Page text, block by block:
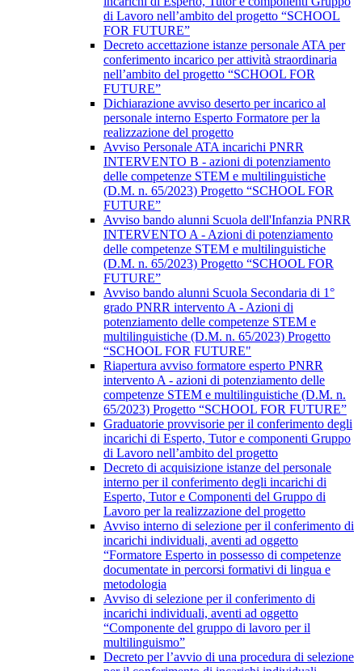
di Lavoro nell’ambito del progetto “SCHOOL
FOR FUTURE”
Decreto accettazione istanze personale ATA per
conferimento incarico per attività straordinaria
nell’ambito del progetto “SCHOOL FOR
FUTURE”
Dichiarazione avviso deserto per incarico al
personale interno Esperto Formatore per la
realizzazione del progetto
Avviso Personale ATA incarichi PNRR
INTERVENTO B - azioni di potenziamento
delle competenze STEM e multilinguistiche
(D.M. n. 65/2023) Progetto “SCHOOL FOR
FUTURE”
Avviso bando alunni Scuola dell'Infanzia PNRR
INTERVENTO A - Azioni di potenziamento
delle competenze STEM e multilinguistiche
(D.M. n. 65/2023) Progetto “SCHOOL FOR
FUTURE”
Avviso bando alunni Scuola Secondaria di 1°
grado PNRR intervento A - Azioni di
potenziamento delle competenze STEM e
multilinguistiche (D.M. n. 65/2023) Progetto
“SCHOOL FOR FUTURE"
Riapertura avviso formatore esperto PNRR
intervento A - azioni di potenziamento delle
competenze STEM e multilinguistiche (D.M. n.
65/2023) Progetto “SCHOOL FOR FUTURE”
Graduatorie provvisorie per il conferimento degli
incarichi di Esperto, Tutor e componenti Gruppo
di Lavoro nell’ambito del progetto
Decreto di acquisizione istanze del personale
interno per il conferimento degli incarichi di
Esperto, Tutor e Componenti del Gruppo di
Lavoro per la realizzazione del progetto
Avviso interno di selezione per il conferimento di
incarichi individuali, aventi ad oggetto
“Formatore Esperto in possesso di competenze
documentate in percorsi formativi di lingua e
metodologia
Avviso di selezione per il conferimento di
incarichi individuali, aventi ad oggetto
“Componente del gruppo di lavoro per il
multilinguismo”
Decreto per l’avvio di una procedura di selezione